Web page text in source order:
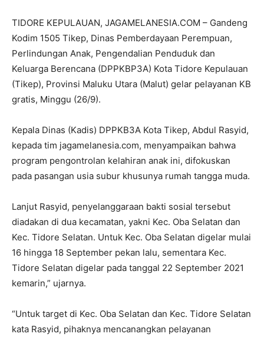
TIDORE KEPULAUAN, JAGAMELANESIA.COM – Gandeng
Kodim 1505 Tikep, Dinas Pemberdayaan Perempuan,
Perlindungan Anak, Pengendalian Penduduk dan
Keluarga Berencana (DPPKBP3A) Kota Tidore Kepulauan
(Tikep), Provinsi Maluku Utara (Malut) gelar pelayanan KB
gratis, Minggu (26/9).
Kepala Dinas (Kadis) DPPKB3A Kota Tikep, Abdul Rasyid,
kepada tim jagamelanesia.com, menyampaikan bahwa
program pengontrolan kelahiran anak ini, difokuskan
pada pasangan usia subur khusunya rumah tangga muda.
Lanjut Rasyid, penyelanggaraan bakti sosial tersebut
diadakan di dua kecamatan, yakni Kec. Oba Selatan dan
Kec. Tidore Selatan. Untuk Kec. Oba Selatan digelar mulai
16 hingga 18 September pekan lalu, sementara Kec.
Tidore Selatan digelar pada tanggal 22 September 2021
kemarin,” ujarnya.
“Untuk target di Kec. Oba Selatan dan Kec. Tidore Selatan
kata Rasyid, pihaknya mencanangkan pelayanan